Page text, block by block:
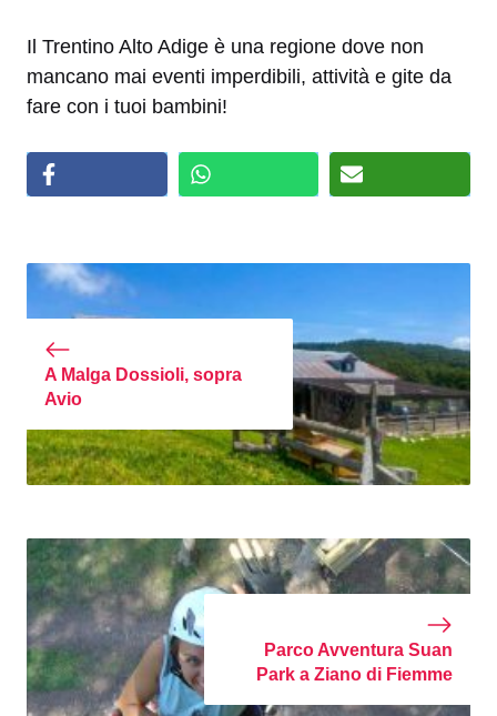
Il Trentino Alto Adige è una regione dove non
mancano mai eventi imperdibili, attività e gite da
fare con i tuoi bambini!
A Malga Dossioli, sopra
Avio
Parco Avventura Suan
Park a Ziano di Fiemme